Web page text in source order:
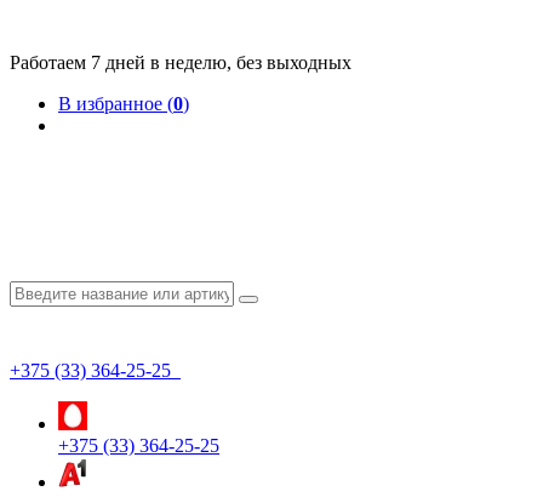
Работаем 7 дней в неделю, без выходных
В избранное (0)
+375 (33) 364-25-25
+375 (33) 364-25-25